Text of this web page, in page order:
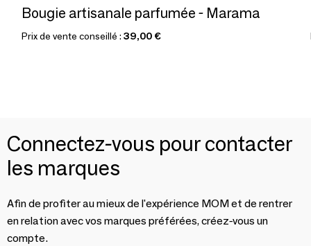
Bougie artisanale parfumée - Marama
Prix de vente conseillé : 39,00 €
Connectez-vous pour contacter
les marques
Afin de profiter au mieux de l'expérience MOM et de rentrer
en relation avec vos marques préférées, créez-vous un
compte.